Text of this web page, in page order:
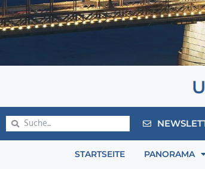
STARTSEITE PANORAMA